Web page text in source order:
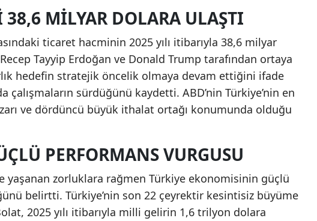
38,6 MILYAR DOLARA ULAŞTI
ticaret hacminin 2025 yılı itibarıyla 38,6 milyar
Tayyip Erdoğan ve Donald Trump tarafından ortaya
hedefin stratejik öncelik olmaya devam ettiğini ifade
sürdüğünü kaydetti. ABD’nin Türkiye’nin en
ve dördüncü büyük ithalat ortağı konumunda olduğu
PERFORMANS VURGUSU
yaşanan zorluklara rağmen Türkiye ekonomisinin güçlü
belirtti. Türkiye’nin son 22 çeyrektir kesintisiz büyüme
2025 yılı itibarıyla milli gelirin 1,6 trilyon dolara